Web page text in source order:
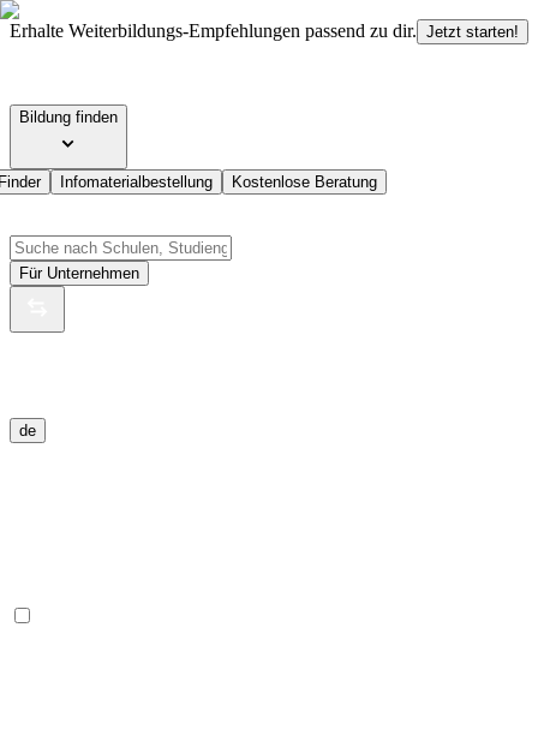
Erhalte Weiterbildungs-Empfehlungen passend zu dir. Jetzt starten!
Bildung finden
Infomaterialbestellung Kostenlose Beratung
Für Unternehmen
de